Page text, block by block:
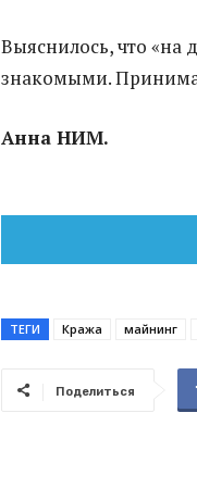
Выяснилось, что «на
знакомыми.
Анна НИМ.
ТЕГИ Кража майнинг
Поделиться